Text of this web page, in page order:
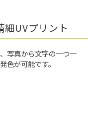
UVプリント
写真から文字の一つ一
色が可能です。